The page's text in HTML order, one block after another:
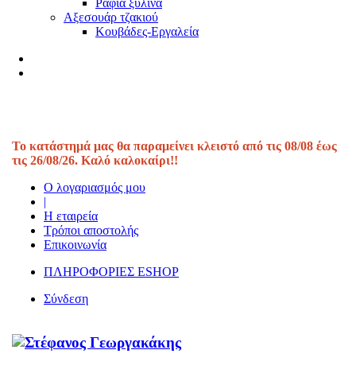
Ράφια ξύλινα
Αξεσουάρ τζακιού
Κουβάδες-Εργαλεία
Το κατάστημά μας θα παραμείνει κλειστό από τις 08/08 έως
τις 26/08/26. Καλό καλοκαίρι!!
Ο λογαριασμός μου
|
Η εταιρεία
Τρόποι αποστολής
Επικοινωνία
ΠΛΗΡΟΦΟΡΙΕΣ ESHOP
Σύνδεση